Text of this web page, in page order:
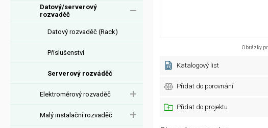
Datový/serverový
rozvaděč
Datový rozvaděč (Rack)
Příslušenství
Serverový rozváděč
Elektroměrový rozvaděč
Malý instalační rozvaděč
Obrázky
Katalogový list
Přidat do porovnání
Přidat do projektu